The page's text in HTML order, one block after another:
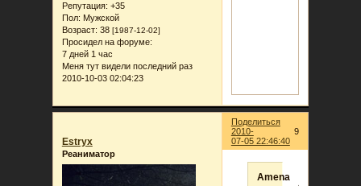
Репутация: +35
Пол: Мужской
Возраст: 38 [1987-12-02]
Просидел на форуме:
7 дней 1 час
Меня тут видели последний раз
2010-10-03 02:04:23
Поделиться
9
2010-
07-05 22:46:40
Estryx
Реаниматор
Amena